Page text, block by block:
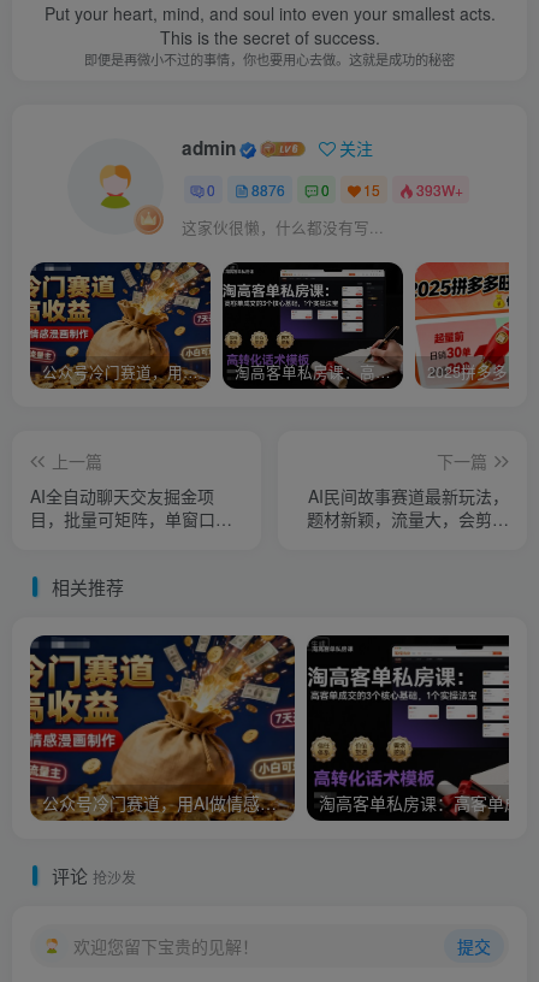
Put your heart, mind, and soul into even your smallest acts.
This is the secret of success.
即便是再微小不过的事情，你也要用心去做。这就是成功的秘密
admin 关注
0 8876 0 15 393W+
这家伙很懒，什么都没有写...
公众号冷门赛道，用AI做情感漫画，7天开通流量主，操作简单，小白可玩 淘高客单私房课：高客单成交的3个核心基础，1个实操法宝
上一篇
AI全自动聊天交友掘金项
目，批量可矩阵，单窗口收
下一篇
AI民间故事赛道最新玩法，
题材新颖，流量大，会剪映
相关推荐
公众号冷门赛道，用AI做情感漫画，7天开通流量主，操作简单，小白可玩
评论 抢沙发
欢迎您留下宝贵的见解！ 提交